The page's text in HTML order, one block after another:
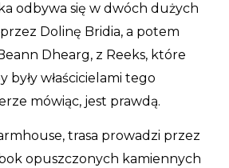
odbywa się w dwóch dużych
Dolinę Bridia, a potem
Dhearg, z Reeks, które
były właścicielami tego
mówiąc, jest prawdą.
trasa prowadzi przez
opuszczonych kamiennych